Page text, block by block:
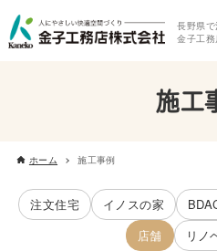
長野県
金子工務
施工
ホーム 施工事例
注文住宅 イノスの家
店舗
リノ